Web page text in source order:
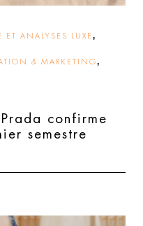
ET ANALYSES LUXE ,
& MARKETING,
confirme
semestre